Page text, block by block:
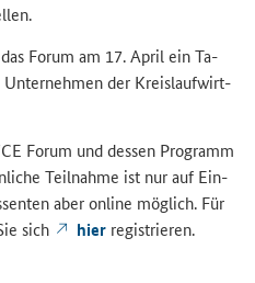
Forum am 17. April ein Ta­
Un­ter­neh­men der Kreis­lauf­wirt­
Forum und des­sen Pro­gramm
Teil­nah­me ist nur auf Ein­
aber on­line mög­lich. Für
sich
hier re­gis­trie­ren.